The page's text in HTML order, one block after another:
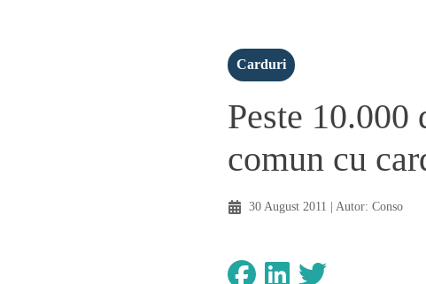
Carduri
Peste 10.000
comun cu
30 August 2011 | Autor: Conso